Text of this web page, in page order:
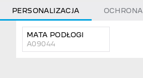
PERSONALIZACJA OCHRONA
MATA PODŁOGI
A09044